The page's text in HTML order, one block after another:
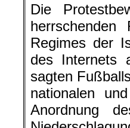
Die
herrschenden
Regimes der
des Internets
sagten
nationalen
Anordnung